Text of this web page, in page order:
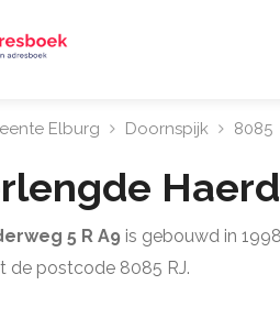
Elburg Doornspijk 8085
5 R A9 is gebouwd in
de postcode 8085 RJ.